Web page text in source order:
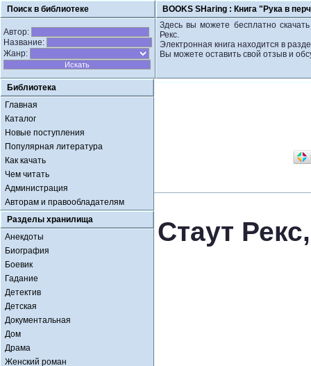
Поиск в библиотеке BOOKS SHaring : Книга "Рука в
Автор:
Название:
Жанр:
Здесь вы можете бесплатно
Рекс.
Электронная книга находится в
Вы можете оставить свой отзыв и
Библиотека
Главная
Каталог
Новые поступления
Популярная литература
Как качать
Чем читать
Администрация
Авторам и правообладателям
Разделы хранилища
Анекдоты
Биография
Боевик
Гадание
Детектив
Детская
Документальная
Дом
Драма
Женский роман
Стаут